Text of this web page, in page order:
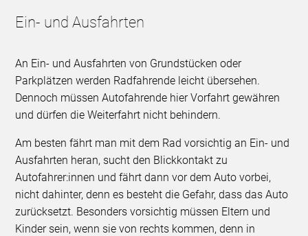
Ein- und Ausfahrten
An Ein- und Ausfahrten von Grundstücken oder
Parkplätzen werden Radfahrende leicht übersehen.
Dennoch müssen Autofahrende hier Vorfahrt gewähren
und dürfen die Weiterfahrt nicht behindern.
Am besten fährt man mit dem Rad vorsichtig an Ein- und
Ausfahrten heran, sucht den Blickkontakt zu
Autofahrer:innen und fährt dann vor dem Auto vorbei,
nicht dahinter, denn es besteht die Gefahr, dass das Auto
zurücksetzt. Besonders vorsichtig müssen Eltern und
Kinder sein, wenn sie von rechts kommen, denn in